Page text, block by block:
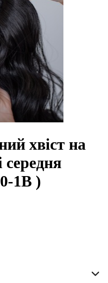
хвіст на
середня
1B )